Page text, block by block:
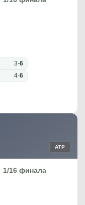
3-6
4-6
ATP
1/16 финала